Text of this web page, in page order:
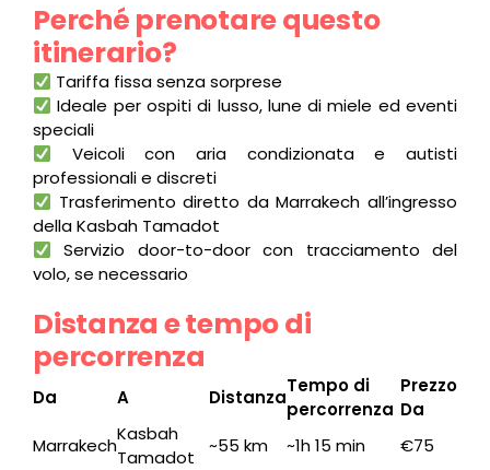
Perché prenotare questo
itinerario?
Tariffa fissa senza sorprese
Ideale per ospiti di lusso, lune di miele ed eventi
speciali
Veicoli con aria condizionata e autisti
professionali e discreti
Trasferimento diretto da Marrakech all’ingresso
della Kasbah Tamadot
Servizio door-to-door con tracciamento del
volo, se necessario
Distanza e tempo di
percorrenza
Da A Distanza
Tempo di
percorrenza
Prezzo
Da
Marrakech
Kasbah
Tamadot
~55 km ~1h 15 min €75